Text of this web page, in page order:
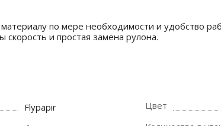
по мере необходимости и удобство
и простая замена рулона.
Flypapir
Цвет